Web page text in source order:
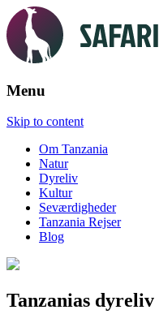
Menu
Skip to content
Om Tanzania
Natur
Dyreliv
Kultur
Seværdigheder
Tanzania Rejser
Blog
Tanzanias dyreliv